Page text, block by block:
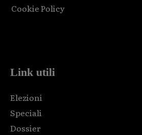
Cookie Policy
Link utili
Elezioni
Speciali
Dossier